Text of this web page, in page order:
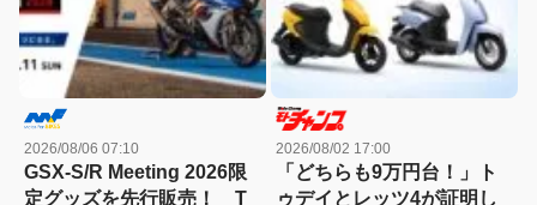
2026/08/06 07:10
GSX-S/R Meeting 2026限
定グッズを先行販売！ T
2026/08/02 17:00
「どちらも9万円台！」ト
ゥデイとレッツ4が証明し